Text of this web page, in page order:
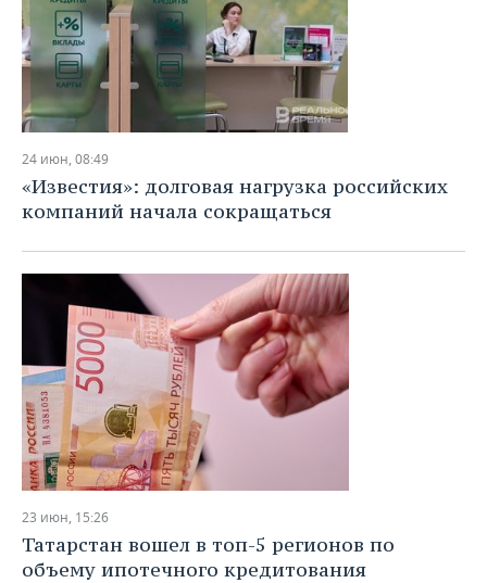
24 июн, 08:49
«Известия»: долговая нагрузка российских
компаний начала сокращаться
23 июн, 15:26
Татарстан вошел в топ-5 регионов по
объему ипотечного кредитования